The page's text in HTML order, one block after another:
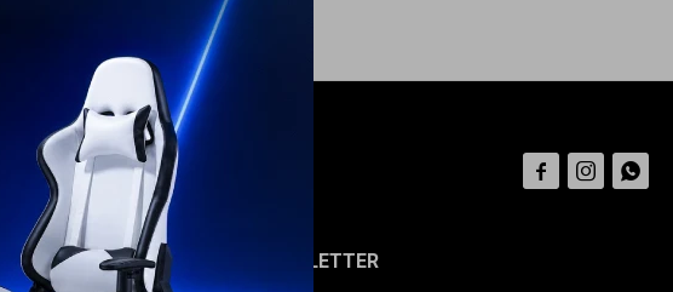
NEWSLETTER
  